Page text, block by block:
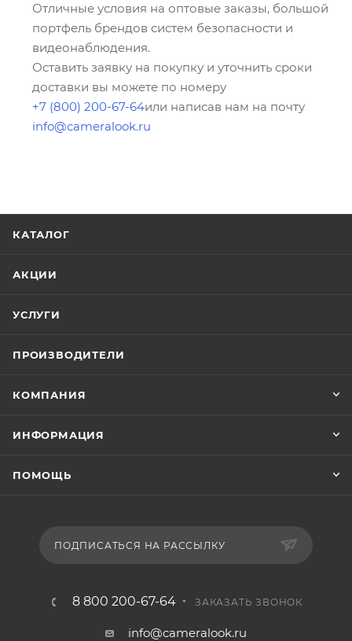
Отличные условия на оптовые заказы, большой
портфель брендов систем безопасности и
видеонаблюдения.
Оставить заявку на покупку и уточнить сроки
доставки вы можете по номеру
+7 (800) 200-67-64или написав нам на почту
info@cameralook.ru
КАТАЛОГ
АКЦИИ
УСЛУГИ
ПРОИЗВОДИТЕЛИ
КОМПАНИЯ
ИНФОРМАЦИЯ
ПОМОЩЬ
ПОДПИСАТЬСЯ НА РАССЫЛКУ
8 800 200-67-64 ЗАКАЗАТЬ ЗВОНОК
info@cameralook.ru